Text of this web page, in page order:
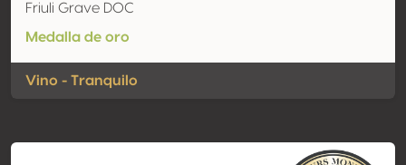
Friuli Grave DOC
Medalla de oro
Vino - Tranquilo